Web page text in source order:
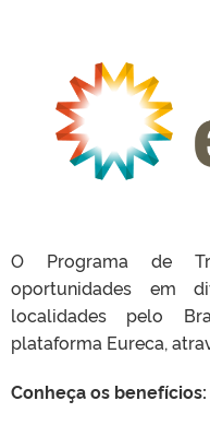
O Programa de
oportunidades em
localidades pelo
plataforma Eureca,
Conheça os benefícios: